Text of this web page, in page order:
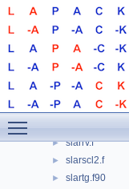
► slarrd.f
► slarre.f
► slarrf.f
► slarrj.f
► slarrk.f
► slarrv.f
► slarscl2.f
► slartg.f90